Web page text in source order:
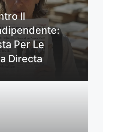
Il
Per Le
Directa